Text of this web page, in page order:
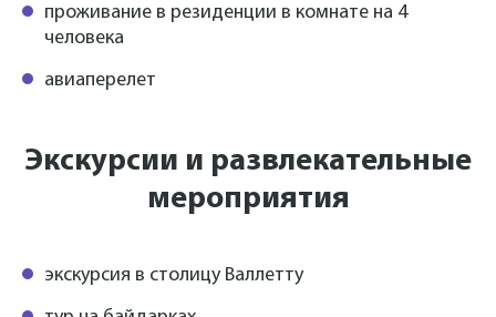
проживание в резиденции в комнате на 4
человека
авиаперелет
Экскурсии и развлекательные
мероприятия
экскурсия в столицу Валлетту